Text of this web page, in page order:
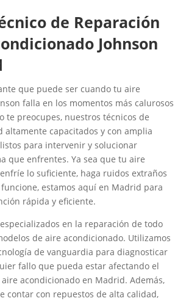
de Reparación
Johnson
que puede ser cuando tu aire
falla en los momentos más calurosos
te preocupes, nuestros técnicos de
altamente capacitados y con amplia
para intervenir y solucionar
que enfrentes. Ya sea que tu aire
lo suficiente, haga ruidos extraños
estamos aquí en Madrid para
rápida y eficiente.
en la reparación de todo
de aire acondicionado. Utilizamos
de vanguardia para diagnosticar
fallo que pueda estar afectando el
acondicionado en Madrid. Además,
contar con repuestos de alta calidad,